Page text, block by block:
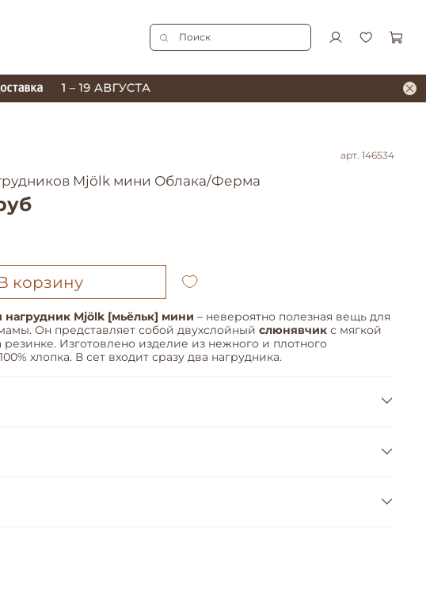
арт. 146534
Mjölk мини Облака/Ферма
корзину
нагрудник Mjölk [мьёльк] мини – невероятно полезная вещь для
Он представляет собой двухслойный слюнявчик с мягкой
Изготовлено изделие из нежного и плотного
хлопка. В сет входит сразу два нагрудника.